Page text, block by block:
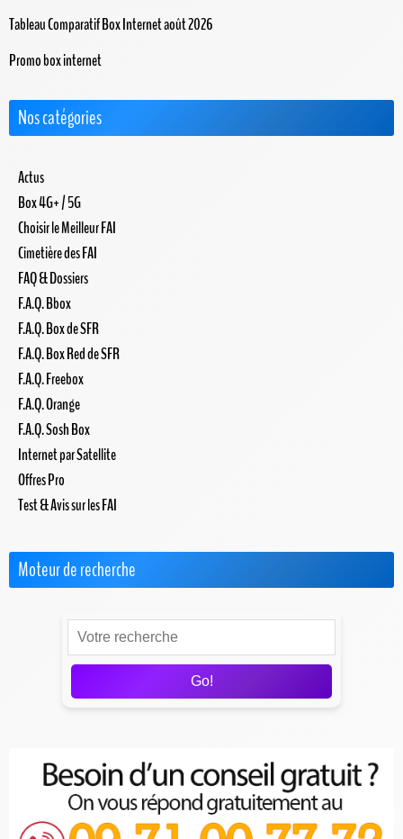
Tableau Comparatif Box Internet août 2026
Promo box internet
Nos catégories
Actus
Box 4G+ / 5G
Choisir le Meilleur FAI
Cimetière des FAI
FAQ & Dossiers
F.A.Q. Bbox
F.A.Q. Box de SFR
F.A.Q. Box Red de SFR
F.A.Q. Freebox
F.A.Q. Orange
F.A.Q. Sosh Box
Internet par Satellite
Offres Pro
Test & Avis sur les FAI
Moteur de recherche
Go!